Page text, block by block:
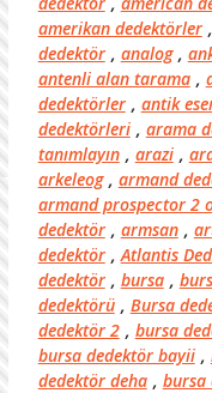
amerikan dedektörler ,
dedektör , analog ,
antenli alan tarama ,
dedektörler , antik
dedektörleri , arama
tanımlayın , arazi ,
arkeleog , armand
armand prospector 2
dedektör , armsan ,
dedektör ,Atlantis
dedektör , bursa ,
dedektörü , Bursa
dedektör 2 , bursa
bursa dedektör bayii ,
dedektör deha , bursa